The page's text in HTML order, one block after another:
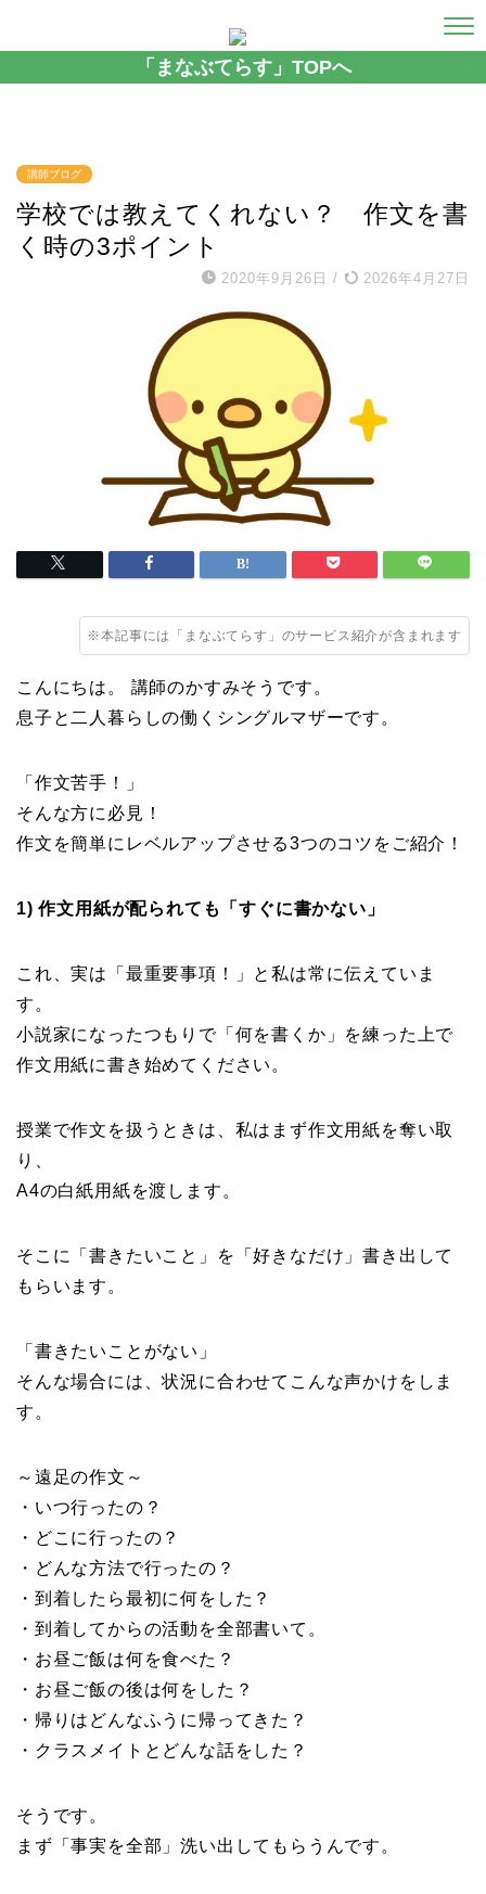
「まなぶてらす」TOPへ
講師ブログ
学校では教えてくれない？ 作文を書
く時の3ポイント
2020年9月26日 / 2026年4月27日
※本記事には「まなぶてらす」のサービス紹介が含まれます
こんにちは。 講師のかすみそうです。
息子と二人暮らしの働くシングルマザーです。
「作文苦手！」
そんな方に必見！
作文を簡単にレベルアップさせる3つのコツをご紹介！
1) 作文用紙が配られても「すぐに書かない」
これ、実は「最重要事項！」と私は常に伝えていま
す。
小説家になったつもりで「何を書くか」を練った上で
作文用紙に書き始めてください。
授業で作文を扱うときは、私はまず作文用紙を奪い取
り、
A4の白紙用紙を渡します。
そこに「書きたいこと」を「好きなだけ」書き出して
もらいます。
「書きたいことがない」
そんな場合には、状況に合わせてこんな声かけをしま
す。
～遠足の作文～
・いつ行ったの？
・どこに行ったの？
・どんな方法で行ったの？
・到着したら最初に何をした？
・到着してからの活動を全部書いて。
・お昼ご飯は何を食べた？
・お昼ご飯の後は何をした？
・帰りはどんなふうに帰ってきた？
・クラスメイトとどんな話をした？
そうです。
まず「事実を全部」洗い出してもらうんです。